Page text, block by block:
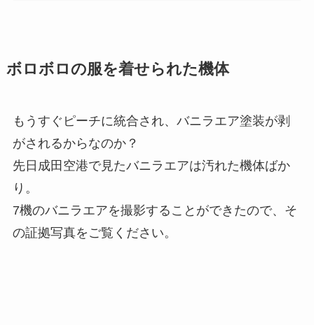
ボロボロの服を着せられた機体
もうすぐピーチに統合され、バニラエア塗装が剥
がされるからなのか？
先日成田空港で見たバニラエアは汚れた機体ばか
り。
7機のバニラエアを撮影することができたので、そ
の証拠写真をご覧ください。